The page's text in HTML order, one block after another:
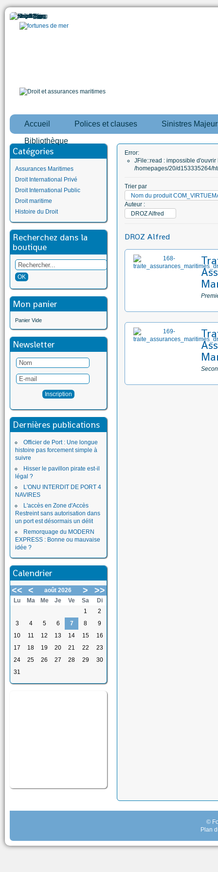
Accueil Polices et clauses Sinistres
Bibliothèque
Catégories
Assurances Maritimes
Droit International Privé
Droit International Public
Droit maritime
Histoire du Droit
Recherchez dans la
boutique
Mon panier
Panier Vide
Newsletter
Dernières publications
Officier de Port : Une longue
histoire pas forcement simple à
suivre
Hisser le pavillon pirate est-il
légal ?
L'ONU INTERDIT DE PORT 4
NAVIRES
L'accès en Zone d'Accès
Restreint sans autorisation dans
un port est désormais un délit
Remorquage du MODERN
EXPRESS : Bonne ou mauvaise
idée ?
Calendrier
<< < août 2026 > >>
Lu Ma Me Je Ve Sa
Di
1
2
3
4 5 6 7 8
9
10
11 12 13 14 15
16
17
18 19 20 21 22
23
24
25 26 27 28 29
30
31
Error:
JFile::read : impossible d'ouvrir
/homepages/20/d153335264/
Trier par
Nom du produit
Auteur :
DROZ Alfred
DROZ Alfred
©
Plan